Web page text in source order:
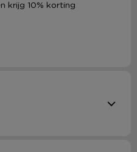
krijg 10% korting